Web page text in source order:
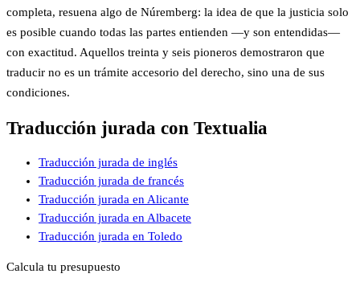
completa, resuena algo de Núremberg: la idea de que la justicia solo
es posible cuando todas las partes entienden —y son entendidas—
con exactitud. Aquellos treinta y seis pioneros demostraron que
traducir no es un trámite accesorio del derecho, sino una de sus
condiciones.
Traducción jurada con Textualia
Traducción jurada de inglés
Traducción jurada de francés
Traducción jurada en Alicante
Traducción jurada en Albacete
Traducción jurada en Toledo
Calcula tu presupuesto